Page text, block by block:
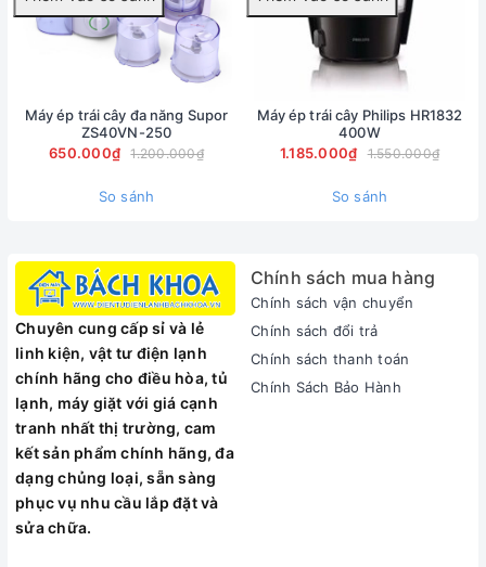
Màu/Họa tiết Trắng
2.48kg
Kích thước 232 x 330 x 470 mm
MÔ TẢ SẢN PHẨM
Máy ép trái cây đa năng Supor
ZS40VN-250
650.000₫
1.200.000₫
So sánh
Máy ép trái cây Philips HR1832
400W
1.185.000₫
1.550.000₫
So sánh
Chuyên cung cấp sỉ và lẻ
linh kiện, vật tư điện lạnh
chính hãng cho điều hòa, tủ
lạnh, máy giặt với giá cạnh
tranh nhất thị trường, cam
kết sản phẩm chính hãng, đa
dạng chủng loại, sẵn sàng
phục vụ nhu cầu lắp đặt và
sửa chữa.
Chính sách mua hàng
Chính sách vận chuyển
Chính sách đổi trả
Chính sách thanh toán
Chính Sách Bảo Hành